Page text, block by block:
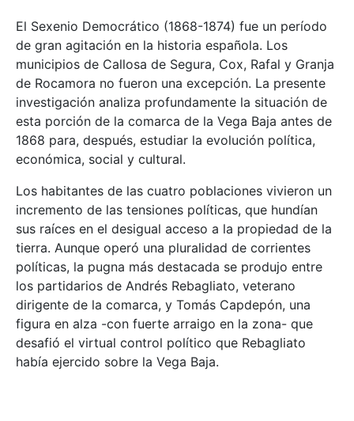
El Sexenio Democrático (1868-1874) fue un período
de gran agitación en la historia española. Los
municipios de Callosa de Segura, Cox, Rafal y Granja
de Rocamora no fueron una excepción. La presente
investigación analiza profundamente la situación de
esta porción de la comarca de la Vega Baja antes de
1868 para, después, estudiar la evolución política,
económica, social y cultural.
Los habitantes de las cuatro poblaciones vivieron un
incremento de las tensiones políticas, que hundían
sus raíces en el desigual acceso a la propiedad de la
tierra. Aunque operó una pluralidad de corrientes
políticas, la pugna más destacada se produjo entre
los partidarios de Andrés Rebagliato, veterano
dirigente de la comarca, y Tomás Capdepón, una
figura en alza -con fuerte arraigo en la zona- que
desafió el virtual control político que Rebagliato
había ejercido sobre la Vega Baja.